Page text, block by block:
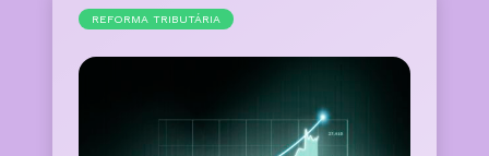
REFORMA TRIBUTÁRIA